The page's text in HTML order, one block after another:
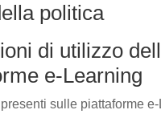
politica
di utilizzo
e-Learning
presenti sulle piattaforme